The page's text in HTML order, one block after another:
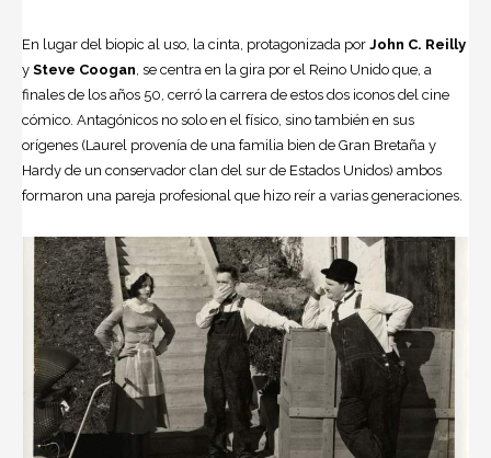
En lugar del biopic al uso, la cinta, protagonizada por John C. Reilly
y Steve Coogan , se centra en la gira por el Reino Unido que, a
finales de los años 50, cerró la carrera de estos dos iconos del cine
cómico. Antagónicos no solo en el físico, sino también en sus
orígenes (Laurel provenía de una familia bien de Gran Bretaña y
Hardy de un conservador clan del sur de Estados Unidos) ambos
formaron una pareja profesional que hizo reír a varias generaciones.